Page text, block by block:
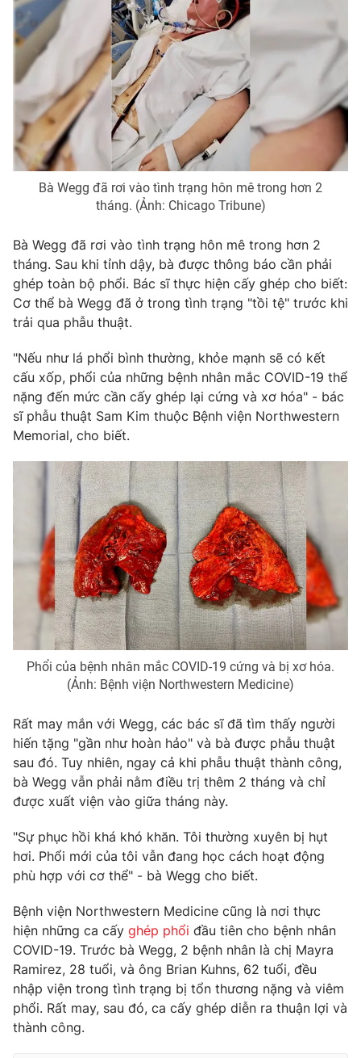
Hậu trường
Nhân vật
Khán giả
Giải sao mai
Điện ảnh
Âm nhạc
Sao
Đời sống
Du lịch
Làm đẹp
Chất lượng cuộc sống
Giáo dục
Tuyển sinh
Học trực tuyến
Công nghệ
Hitech Công nghệ tương lai
Sản phẩm
Tư vấn
Giao lưu trực tuyến
Chuyên mục khác
Emagazine Podcast
Photo Infographic
Video Shorts video
VTV Sức khoẻ Bất động sản
Thị trường 24h Tấm lòng Việt
VTV4 Vươn mình bằng AI
VTV8
Liên hệ tòa soạn English
THỜI BÁO VTV
Theo dõi báo trên
Cơ quan báo chí:
Thời báo VTV
Giấy phép hoạt động báo in và báo điện tử số 483/GP-BTTTT
cấp ngày 29/12/2023
Tổng Biên tập:
Vũ Thanh Thủy
Phó Tổng Biên tập:Nguyễn Thị Mỹ Hạnh, Phạm Quốc Thắng,
Nguyễn Trọng Ninh
Bà Wegg đã rơi vào tình trạng hôn mê trong hơn 2
tháng. (Ảnh: Chicago Tribune)
Bà Wegg đã rơi vào tình trạng hôn mê trong hơn 2
tháng. Sau khi tỉnh dậy, bà được thông báo cần phải
ghép toàn bộ phổi. Bác sĩ thực hiện cấy ghép cho biết:
Cơ thể bà Wegg đã ở trong tình trạng "tồi tệ" trước khi
trải qua phẫu thuật.
"Nếu như lá phổi bình thường, khỏe mạnh sẽ có kết
cấu xốp, phổi của những bệnh nhân mắc COVID-19 thể
nặng đến mức cần cấy ghép lại cứng và xơ hóa" - bác
sĩ phẫu thuật Sam Kim thuộc Bệnh viện Northwestern
Memorial, cho biết.
Phổi của bệnh nhân mắc COVID-19 cứng và bị xơ hóa.
(Ảnh: Bệnh viện Northwestern Medicine)
Rất may mắn với Wegg, các bác sĩ đã tìm thấy người
hiến tặng "gần như hoàn hảo" và bà được phẫu thuật
sau đó. Tuy nhiên, ngay cả khi phẫu thuật thành công,
bà Wegg vẫn phải nằm điều trị thêm 2 tháng và chỉ
được xuất viện vào giữa tháng này.
"Sự phục hồi khá khó khăn. Tôi thường xuyên bị hụt
hơi. Phổi mới của tôi vẫn đang học cách hoạt động
phù hợp với cơ thể" - bà Wegg cho biết.
Bệnh viện Northwestern Medicine cũng là nơi thực
hiện những ca cấy ghép phổi đầu tiên cho bệnh nhân
COVID-19. Trước bà Wegg, 2 bệnh nhân là chị Mayra
Ramirez, 28 tuổi, và ông Brian Kuhns, 62 tuổi, đều
nhập viện trong tình trạng bị tổn thương nặng và viêm
phổi. Rất may, sau đó, ca cấy ghép diễn ra thuận lợi và
thành công.